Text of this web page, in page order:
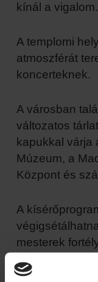
kínál a vigalom.
A templomi
atmoszférát
koncerteknek.
A városban
változatos
kapukkal várja
Múzeum, a
Központ és
A
mesterek
vendéglátósok